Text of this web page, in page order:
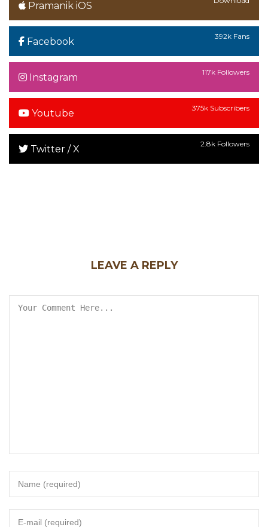
Pramanik iOS
Facebook 392k Fans
Instagram 117k Followers
Youtube 375k Subscribers
Twitter / X 2.8k Followers
LEAVE A REPLY